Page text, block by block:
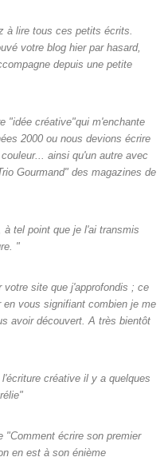
à lire tous ces petits écrits.
votre blog hier par hasard,
depuis une petite
"idée créative"qui m'enchante
2000 ou nous devions écrire
ainsi qu'un autre avec
Gourmand" des magazines de
à tel point que je l'ai transmis
"
site que j'approfondis ; ce
vous signifiant combien je me
avoir découvert. A très bientôt
créative il y a quelques
"Comment écrire son premier
en est à son énième